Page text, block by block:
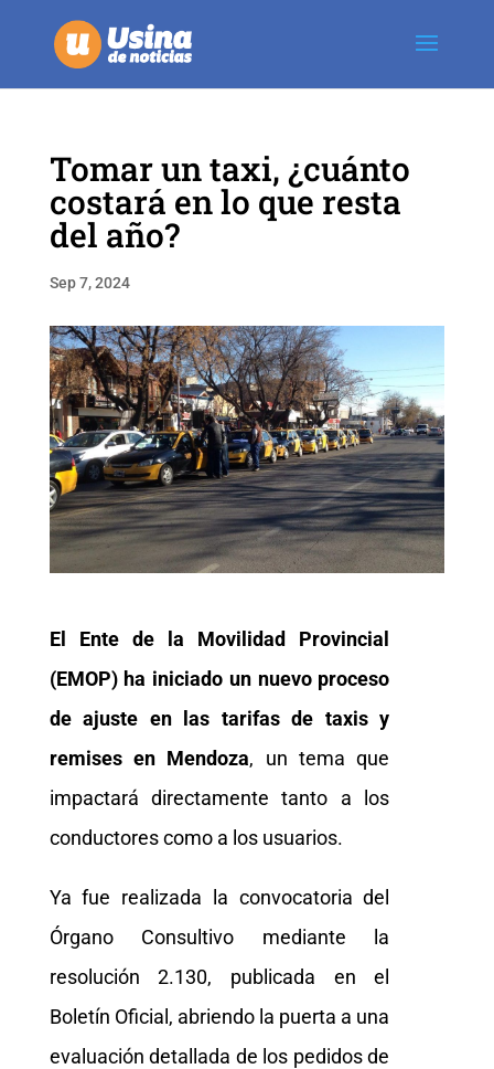
Tomar un taxi, ¿cuánto
costará en lo que resta
del año?
Sep 7, 2024
El Ente de la Movilidad Provincial
(EMOP) ha iniciado un nuevo proceso
de ajuste en las tarifas de taxis y
remises en Mendoza, un tema que
impactará directamente tanto a los
conductores como a los usuarios.
Ya fue realizada la convocatoria del
Órgano Consultivo mediante la
resolución 2.130, publicada en el
Boletín Oficial, abriendo la puerta a una
evaluación detallada de los pedidos de